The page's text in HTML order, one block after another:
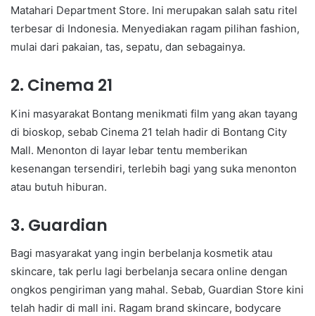
Matahari Department Store. Ini merupakan salah satu ritel
terbesar di Indonesia. Menyediakan ragam pilihan fashion,
mulai dari pakaian, tas, sepatu, dan sebagainya.
2. Cinema 21
Kini masyarakat Bontang menikmati film yang akan tayang
di bioskop, sebab Cinema 21 telah hadir di Bontang City
Mall. Menonton di layar lebar tentu memberikan
kesenangan tersendiri, terlebih bagi yang suka menonton
atau butuh hiburan.
3. Guardian
Bagi masyarakat yang ingin berbelanja kosmetik atau
skincare, tak perlu lagi berbelanja secara online dengan
ongkos pengiriman yang mahal. Sebab, Guardian Store kini
telah hadir di mall ini. Ragam brand skincare, bodycare